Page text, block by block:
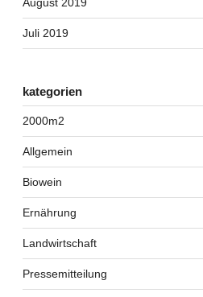
Juli 2019
kategorien
2000m2
Allgemein
Biowein
Ernährung
Landwirtschaft
Pressemitteilung